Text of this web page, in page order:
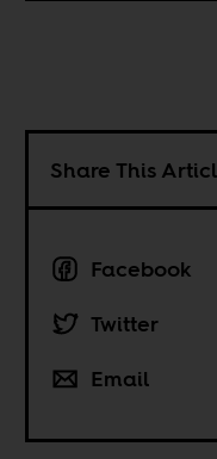
Share This
Facebook
Twitter
Email